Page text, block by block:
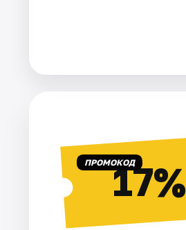
Города
Рейтинги
ПРОМОКОД17%